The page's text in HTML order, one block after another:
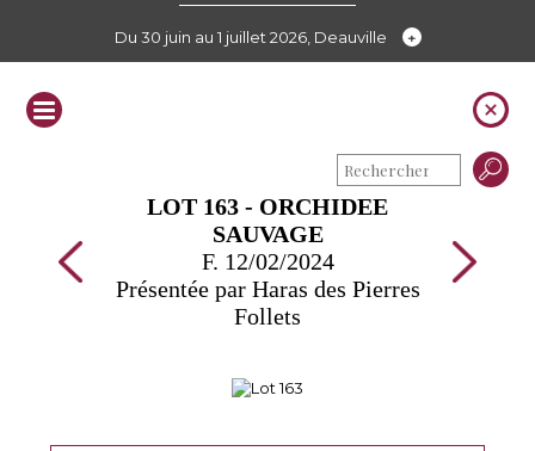
Du 30 juin au 1 juillet 2026, Deauville
LOT 163 - ORCHIDEE
SAUVAGE
F. 12/02/2024
Présentée par Haras des Pierres
Follets